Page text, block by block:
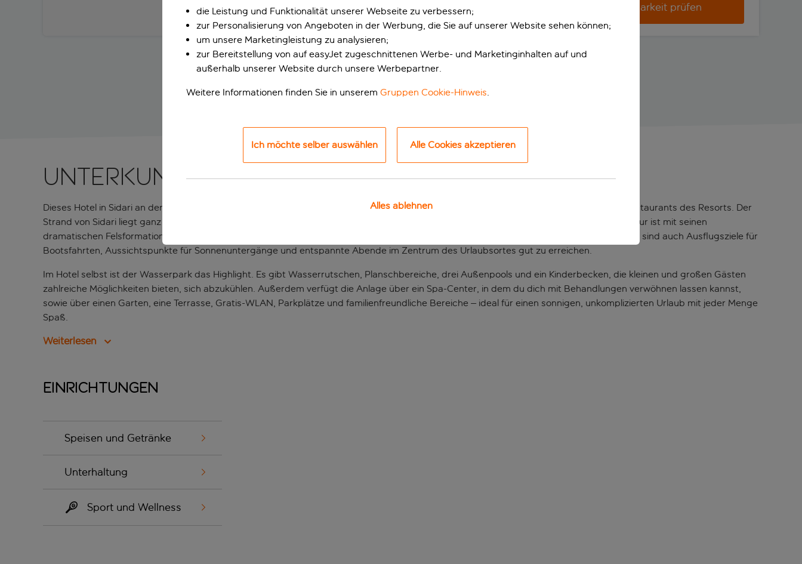
Verfügbarkeit prüfen
Unterkunft in Sidari mit viel Badespaß
Dieses Hotel in Sidari an der Nordküste von Korfu bietet Familienspaß in unmittelbarer Nähe zum Strand, zu den Geschäften, Bars und Restaurants des Resorts. Der
Strand von Sidari liegt ganz in der Nähe und lädt zum Schwimmen im Meer und zu Spaziergängen im Sand ein. Der berühmte Canal d’Amour ist mit seinen
dramatischen Felsformationen, dem türkisfarbenen Wasser und der perfekten Kulisse für unzählige Fotos ein absolutes Muss. Von hier aus sind auch Ausflugsziele für
Bootsfahrten, Aussichtspunkte für Sonnenuntergänge und entspannte Abende im Zentrum des Urlaubsortes gut zu erreichen.
Im Hotel selbst ist der Wasserpark das Highlight. Es gibt Wasserrutschen, Planschbereiche, drei Außenpools und ein Kinderbecken, die kleinen und großen Gästen
zahlreiche Möglichkeiten bieten, sich abzukühlen. Außerdem verfügt die Anlage über ein Spa-Center, in dem du dich mit Behandlungen verwöhnen lassen kannst,
sowie über einen Garten, eine Terrasse, Gratis-WLAN, Parkplätze und familienfreundliche Bereiche – ideal für einen sonnigen, unkomplizierten Urlaub mit jeder Menge
Spaß.
Weiterlesen
Einrichtungen
Speisen und Getränke
Unterhaltung
Sport und Wellness
die Leistung und Funktionalität unserer Webseite zu verbessern;
zur Personalisierung von Angeboten in der Werbung, die Sie auf unserer Website sehen können;
um unsere Marketingleistung zu analysieren;
zur Bereitstellung von auf easyJet zugeschnittenen Werbe- und Marketinginhalten auf und
außerhalb unserer Website durch unsere Werbepartner.
Weitere Informationen finden Sie in unserem Gruppen Cookie-Hinweis.
Ich möchte selber auswählen Alle Cookies akzeptieren
Alles ablehnen